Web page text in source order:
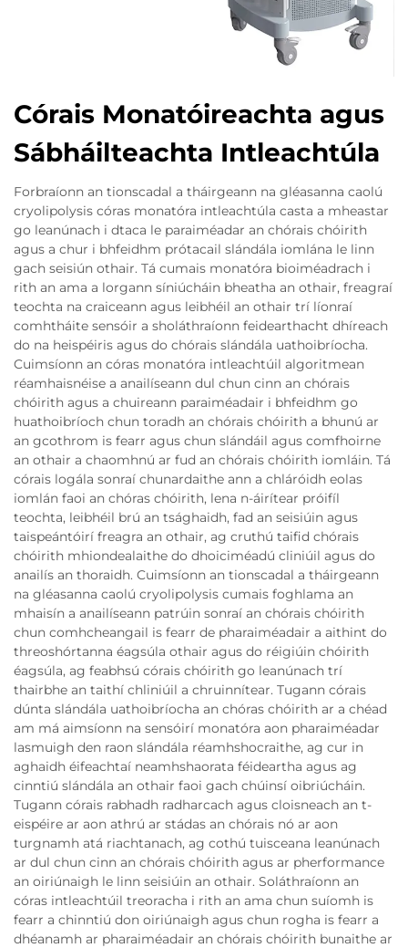
Córais Monatóireachta agus
Sábháilteachta Intleachtúla
Forbraíonn an tionscadal a tháirgeann na gléasanna caolú
cryolipolysis córas monatóra intleachtúla casta a mheastar
go leanúnach i dtaca le paraiméadar an chórais chóirith
agus a chur i bhfeidhm prótacail slándála iomlána le linn
gach seisiún othair. Tá cumais monatóra bioiméadrach i
rith an ama a lorgann síniúcháin bheatha an othair, freagraí
teochta na craiceann agus leibhéil an othair trí líonraí
comhtháite sensóir a sholáthraíonn feidearthacht dhíreach
do na heispéiris agus do chórais slándála uathoibríocha.
Cuimsíonn an córas monatóra intleachtúil algoritmean
réamhaisnéise a anailíseann dul chun cinn an chórais
chóirith agus a chuireann paraiméadair i bhfeidhm go
huathoibríoch chun toradh an chórais chóirith a bhunú ar
an gcothrom is fearr agus chun slándáil agus comfhoirne
an othair a chaomhnú ar fud an chórais chóirith iomláin. Tá
córais logála sonraí chunardaithe ann a chláróidh eolas
iomlán faoi an chóras chóirith, lena n-áirítear próifíl
teochta, leibhéil brú an tsághaidh, fad an seisiúin agus
taispeántóirí freagra an othair, ag cruthú taifid chórais
chóirith mhiondealaithe do dhoiciméadú cliniúil agus do
anailís an thoraidh. Cuimsíonn an tionscadal a tháirgeann
na gléasanna caolú cryolipolysis cumais foghlama an
mhaisín a anailíseann patrúin sonraí an chórais chóirith
chun comhcheangail is fearr de pharaiméadair a aithint do
threoshórtanna éagsúla othair agus do réigiúin chóirith
éagsúla, ag feabhsú córais chóirith go leanúnach trí
thairbhe an taithí chliniúil a chruinnítear. Tugann córais
dúnta slándála uathoibríocha an chóras chóirith ar a chéad
am má aimsíonn na sensóirí monatóra aon pharaiméadar
lasmuigh den raon slándála réamhshocraithe, ag cur in
aghaidh éifeachtaí neamhshaorata féideartha agus ag
cinntiú slándála an othair faoi gach chúinsí oibriúcháin.
Tugann córais rabhadh radharcach agus cloisneach an t-
eispéire ar aon athrú ar stádas an chórais nó ar aon
turgnamh atá riachtanach, ag cothú tuisceana leanúnach
ar dul chun cinn an chórais chóirith agus ar pherformance
an oiriúnaigh le linn seisiúin an othair. Soláthraíonn an
córas intleachtúil treoracha i rith an ama chun suíomh is
fearr a chinntiú don oiriúnaigh agus chun rogha is fearr a
dhéanamh ar pharaiméadair an chórais chóirith bunaithe ar